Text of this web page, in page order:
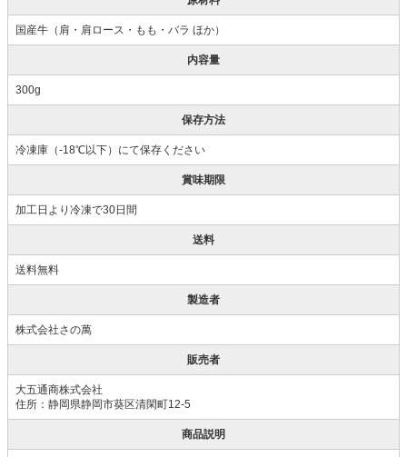
国産牛（肩・肩ロース・もも・バラ ほか）
内容量
300g
保存方法
冷凍庫（-18℃以下）にて保存ください
賞味期限
加工日より冷凍で30日間
送料
送料無料
製造者
株式会社さの萬
販売者
大五通商株式会社
住所：静岡県静岡市葵区清閑町12-5
商品説明